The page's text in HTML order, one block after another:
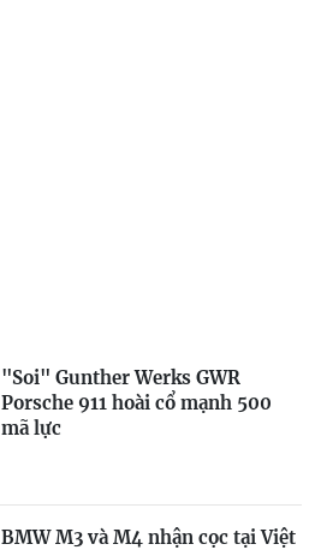
"Soi" Gunther Werks GWR
Porsche 911 hoài cổ mạnh 500
mã lực
BMW M3 và M4 nhận cọc tại Việt